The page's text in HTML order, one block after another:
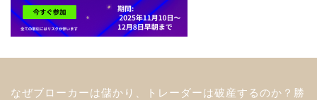
なぜブローカーは儲かり、トレーダーは破産するのか？勝